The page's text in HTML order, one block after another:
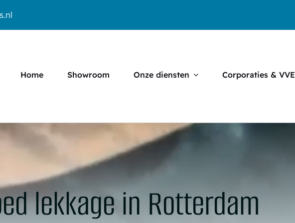
Home Showroom Onze diensten Corporaties & VVE
lekkage in Rotterdam